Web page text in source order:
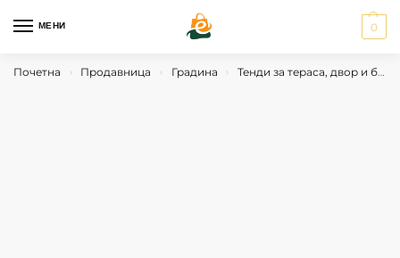
МЕНИ 0
Почетна › Продавница › Градина › Тенди за тераса, двор и балкон